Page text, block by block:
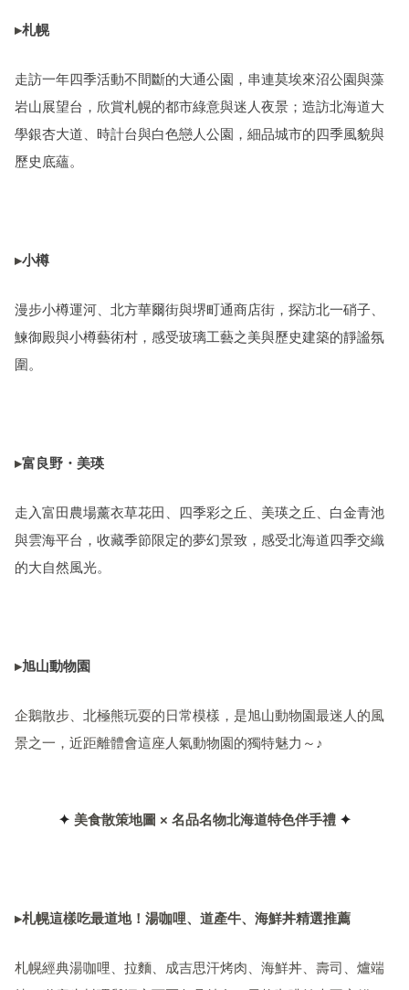
▸札幌
走訪一年四季活動不間斷的大通公園，串連莫埃來沼公園與藻
岩山展望台，欣賞札幌的都市綠意與迷人夜景；造訪北海道大
學銀杏大道、時計台與白色戀人公園，細品城市的四季風貌與
歷史底蘊。
▸小樽
漫步小樽運河、北方華爾街與堺町通商店街，探訪北一硝子、
鰊御殿與小樽藝術村，感受玻璃工藝之美與歷史建築的靜謐氛
圍。
▸富良野・美瑛
走入富田農場薰衣草花田、四季彩之丘、美瑛之丘、白金青池
與雲海平台，收藏季節限定的夢幻景致，感受北海道四季交織
的大自然風光。
▸旭山動物園
企鵝散步、北極熊玩耍的日常模樣，是旭山動物園最迷人的風
景之一，近距離體會這座人氣動物園的獨特魅力～♪
✦ 美食散策地圖 × 名品名物北海道特色伴手禮 ✦
▸札幌這樣吃最道地！湯咖哩、道產牛、海鮮丼精選推薦
札幌經典湯咖哩、拉麵、成吉思汗烤肉、海鮮丼、壽司、爐端